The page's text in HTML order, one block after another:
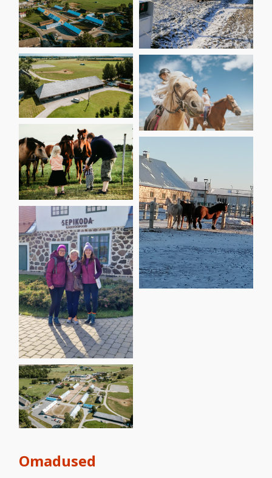
Omadused